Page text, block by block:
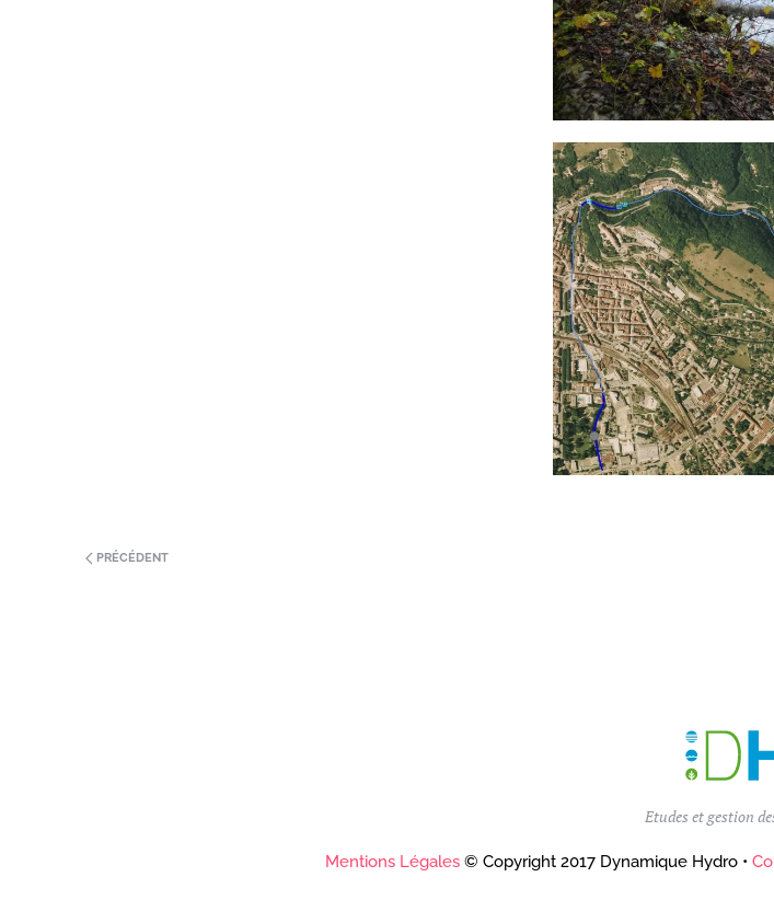
PRÉCÉDENT
Etudes et gestion
Mentions Légales© Copyright 2017 Dynamique Hydro •